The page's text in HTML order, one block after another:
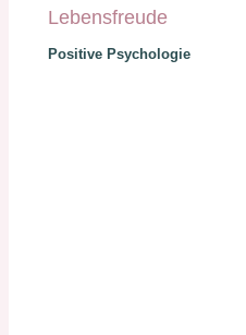
Lebensfreude
Positive Psychologie